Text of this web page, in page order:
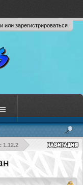
или зарегистрироваться
1.12.2